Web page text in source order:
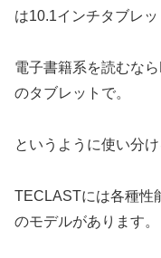
は10.1インチタブレッ
電子書籍系を読むな
のタブレットで。
というように使い分
TECLASTには各種性
のモデルがあります。